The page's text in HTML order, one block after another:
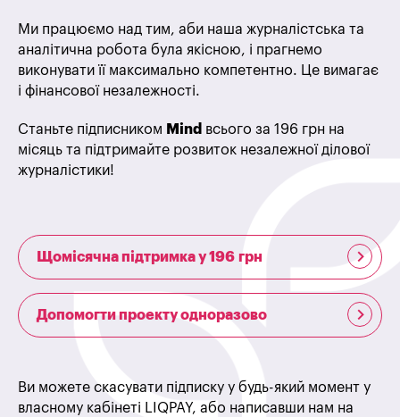
Ми працюємо над тим, аби наша журналістська та
аналітична робота була якісною, і прагнемо
виконувати її максимально компетентно. Це вимагає
і фінансової незалежності.
Станьте підписником Mind всього за 196 грн на
місяць та підтримайте розвиток незалежної ділової
журналістики!
Щомісячна підтримка у 196 грн
Допомогти проекту одноразово
Ви можете скасувати підписку у будь-який момент у
власному кабінеті LIQPAY, або написавши нам на